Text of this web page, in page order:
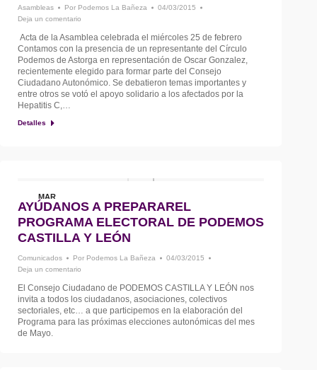
Asambleas Por Podemos La Bañeza
04/03/2015
Deja un comentario
Acta de la Asamblea celebrada el miércoles 25 de febrero
Contamos con la presencia de un representante del Círculo
Podemos de Astorga en representación de Oscar Gonzalez,
recientemente elegido para formar parte del Consejo
Ciudadano Autonómico. Se debatieron temas importantes y
entre otros se votó el apoyo solidario a los afectados por la
Hepatitis C,…
Detalles
MAR
4
AYÚDANOS A PREPARAREL
PROGRAMA ELECTORAL DE PODEMOS
CASTILLA Y LEÓN
Comunicados Por Podemos La Bañeza
04/03/2015
Deja un comentario
El Consejo Ciudadano de PODEMOS CASTILLA Y LEÓN nos
invita a todos los ciudadanos, asociaciones, colectivos
sectoriales, etc… a que participemos en la elaboración del
Programa para las próximas elecciones autonómicas del mes
de Mayo.